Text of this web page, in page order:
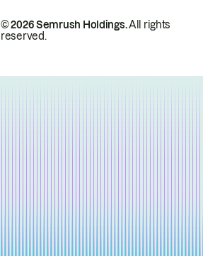
© 2026 Semrush Holdings.All rights
reserved.